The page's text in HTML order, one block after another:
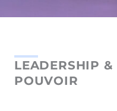
LEADERSHIP &
POUVOIR